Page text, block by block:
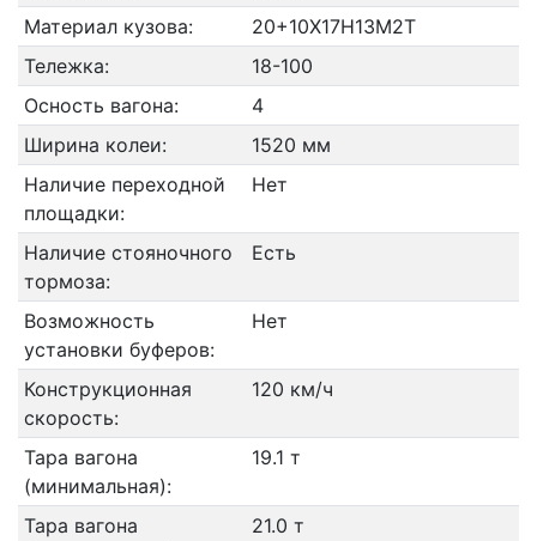
Материал кузова:
20+10Х17Н13М2Т
Тележка:
18-100
Осность вагона:
4
Ширина колеи:
1520 мм
Наличие переходной
площадки:
Нет
Наличие стояночного
тормоза:
Есть
Возможность
установки буферов:
Нет
Конструкционная
скорость:
120 км/ч
Тара вагона
(минимальная):
19.1 т
Тара вагона
21.0 т